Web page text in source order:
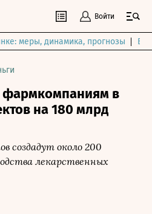
Войти
меры, динамика, прогнозы
фармкомпаниям в
на 180 млрд
создадут около 200
лекарственных